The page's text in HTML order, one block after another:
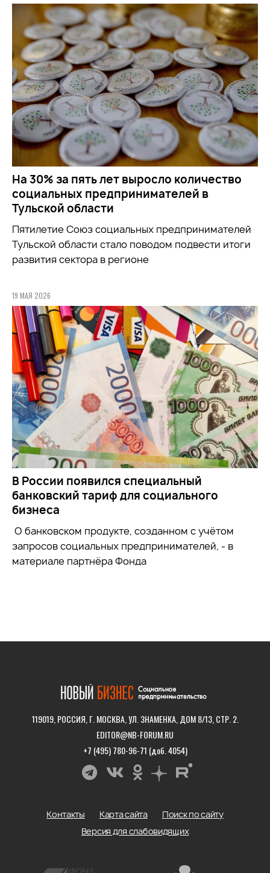
На 30% за пять лет выросло количество
социальных предпринимателей в
Тульской области
Пятилетие Союз социальных предпринимателей
Тульской области стало поводом подвести итоги
развития сектора в регионе
19 МАЯ 2026
В России появился специальный
банковский тариф для социального
бизнеса
О банковском продукте, созданном с учётом
запросов социальных предпринимателей, - в
материале партнёра Фонда
119019, РОССИЯ, Г. МОСКВА, УЛ. ЗНАМЕНКА, ДОМ 8/13, СТР. 2.
EDITOR@NB-FORUM.RU
+7 (495) 780-96-71 (доб. 4054)
Контакты Карта сайта
Поиск по сайту
Версия для слабовидящих